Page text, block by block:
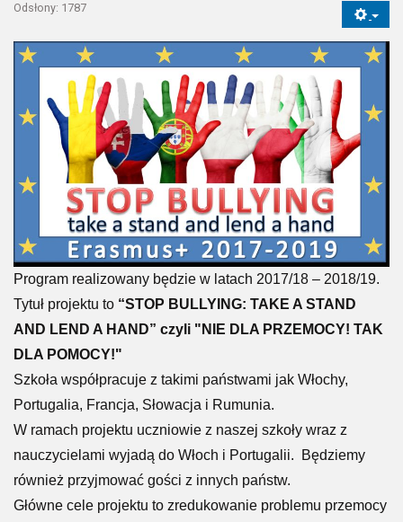
Odsłony: 1787
Program realizowany będzie w latach 2017/18 – 2018/19.
Tytuł projektu to “STOP BULLYING: TAKE A STAND
AND LEND A HAND” czyli "NIE DLA PRZEMOCY! TAK
DLA POMOCY!"
Szkoła współpracuje z takimi państwami jak Włochy,
Portugalia, Francja, Słowacja i Rumunia.
W ramach projektu uczniowie z naszej szkoły wraz z
nauczycielami wyjadą do Włoch i Portugalii. Będziemy
również przyjmować gości z innych państw.
Główne cele projektu to zredukowanie problemu przemocy